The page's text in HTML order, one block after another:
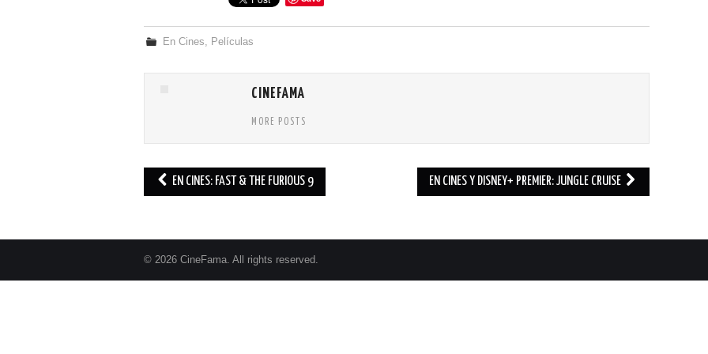
En Cines, Películas
CINEFAMA
MORE POSTS
EN CINES: FAST & THE FURIOUS 9 EN CINES Y DISNEY+ PREMIER: JUNGLE CRUISE
© 2026 CineFama. All rights reserved.